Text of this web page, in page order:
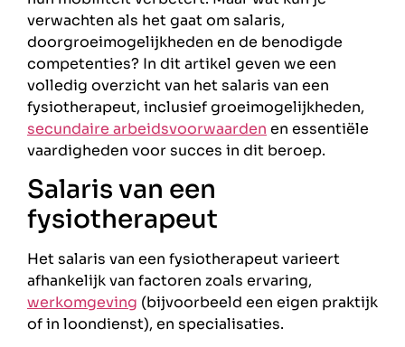
verwachten als het gaat om salaris,
doorgroeimogelijkheden en de benodigde
competenties? In dit artikel geven we een
volledig overzicht van het salaris van een
fysiotherapeut, inclusief groeimogelijkheden,
secundaire arbeidsvoorwaarden en essentiële
vaardigheden voor succes in dit beroep.
Salaris van een
fysiotherapeut
Het salaris van een fysiotherapeut varieert
afhankelijk van factoren zoals ervaring,
werkomgeving (bijvoorbeeld een eigen praktijk
of in loondienst), en specialisaties.